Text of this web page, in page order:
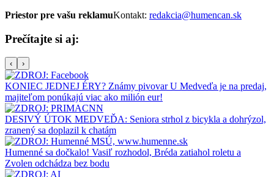
Priestor pre vašu reklamuKontakt: redakcia@humencan.sk
Prečítajte si aj:
‹ ›
KONIEC JEDNEJ ÉRY? Známy pivovar U Medveďa je na predaj,
majiteľom ponúkajú viac ako milión eur!
DESIVÝ ÚTOK MEDVEĎA: Seniora strhol z bicykla a dohrýzol,
zranený sa doplazil k chatám
Humenné sa dočkalo! Vasiľ rozhodol, Bréda zatiahol roletu a
Zvolen odchádza bez bodu